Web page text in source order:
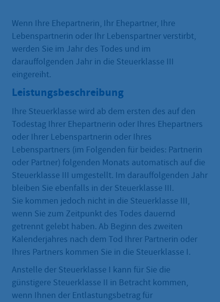
Wenn Ihre Ehepartnerin, Ihr Ehepartner, Ihre
Lebenspartnerin oder Ihr Lebenspartner verstirbt,
werden Sie im Jahr des Todes und im
darauffolgenden Jahr in die Steuerklasse III
eingereiht.
Leistungsbeschreibung
Ihre Steuerklasse wird ab dem ersten des auf den
Todestag Ihrer Ehepartnerin oder Ihres Ehepartners
oder Ihrer Lebenspartnerin oder Ihres
Lebenspartners (im Folgenden für beides: Partnerin
oder Partner) folgenden Monats automatisch auf die
Steuerklasse III umgestellt. Im darauffolgenden Jahr
bleiben Sie ebenfalls in der Steuerklasse III.
Sie kommen jedoch nicht in die Steuerklasse III,
wenn Sie zum Zeitpunkt des Todes dauernd
getrennt gelebt haben. Ab Beginn des zweiten
Kalenderjahres nach dem Tod Ihrer Partnerin oder
Ihres Partners kommen Sie in die Steuerklasse I.
Anstelle der Steuerklasse I kann für Sie die
günstigere Steuerklasse II in Betracht kommen,
wenn Ihnen der Entlastungsbetrag für